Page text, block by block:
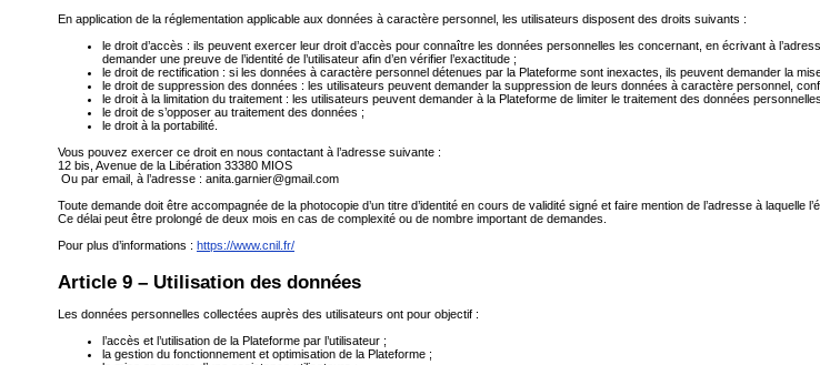
En application de la réglementation applicable aux données à caractère personnel, les utilisateurs disposent des droits suivants :
le droit d’accès : ils peuvent exercer leur droit d’accès pour connaître les données personnelles les concernant, en écrivant à
demander une preuve de l’identité de l’utilisateur afin d’en vérifier l’exactitude ;
le droit de rectification : si les données à caractère personnel détenues par la Plateforme sont inexactes, ils peuvent demander la
le droit de suppression des données : les utilisateurs peuvent demander la suppression de leurs données à caractère personnel,
le droit à la limitation du traitement : les utilisateurs peuvent demander à la Plateforme de limiter le traitement des données
le droit de s’opposer au traitement des données ;
le droit à la portabilité.
Vous pouvez exercer ce droit en nous contactant à l’adresse suivante :
12 bis, Avenue de la Libération 33380 MIOS
Ou par email, à l’adresse : anita.garnier@gmail.com
Toute demande doit être accompagnée de la photocopie d’un titre d’identité en cours de validité signé et faire mention de l’adresse à
Ce délai peut être prolongé de deux mois en cas de complexité ou de nombre important de demandes.
Pour plus d’informations : https://www.cnil.fr/
Article 9 – Utilisation des données
Les données personnelles collectées auprès des utilisateurs ont pour objectif :
l’accès et l’utilisation de la Plateforme par l’utilisateur ;
la gestion du fonctionnement et optimisation de la Plateforme ;